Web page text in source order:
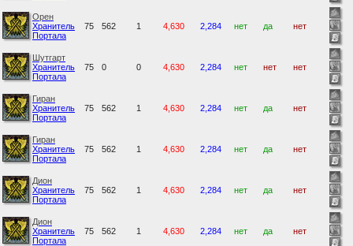
Орен
Хранитель
Портала
75 562 1 4,630 2,284 нет да нет
Шутгарт
Хранитель
Портала
75 0 0 4,630 2,284 нет нет нет
Гиран
Хранитель
Портала
75 562 1 4,630 2,284 нет да нет
Гиран
Хранитель
Портала
75 562 1 4,630 2,284 нет да нет
Дион
Хранитель
Портала
75 562 1 4,630 2,284 нет да нет
Дион
Хранитель
Портала
75 562 1 4,630 2,284 нет да нет